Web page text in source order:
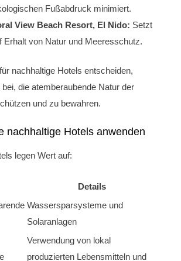
Fußabdruck minimiert.
View Beach Resort, El Nido: Setzt
Erhalt von Natur und Meeresschutz.
nachhaltige Hotels entscheiden,
die atemberaubende Natur der
und zu bewahren.
nachhaltige Hotels anwenden
legen Wert auf:
Details
Wassersparsysteme und
Solaranlagen
Verwendung von lokal
produzierten Lebensmitteln und